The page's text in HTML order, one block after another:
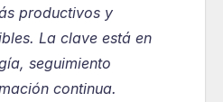
productivos y
La clave está en
seguimiento
continua.